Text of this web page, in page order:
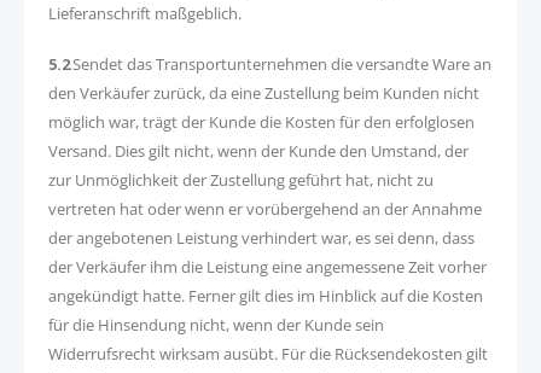
Lieferanschrift maßgeblich.
5.2Sendet das Transportunternehmen die versandte Ware an
den Verkäufer zurück, da eine Zustellung beim Kunden nicht
möglich war, trägt der Kunde die Kosten für den erfolglosen
Versand. Dies gilt nicht, wenn der Kunde den Umstand, der
zur Unmöglichkeit der Zustellung geführt hat, nicht zu
vertreten hat oder wenn er vorübergehend an der Annahme
der angebotenen Leistung verhindert war, es sei denn, dass
der Verkäufer ihm die Leistung eine angemessene Zeit vorher
angekündigt hatte. Ferner gilt dies im Hinblick auf die Kosten
für die Hinsendung nicht, wenn der Kunde sein
Widerrufsrecht wirksam ausübt. Für die Rücksendekosten gilt